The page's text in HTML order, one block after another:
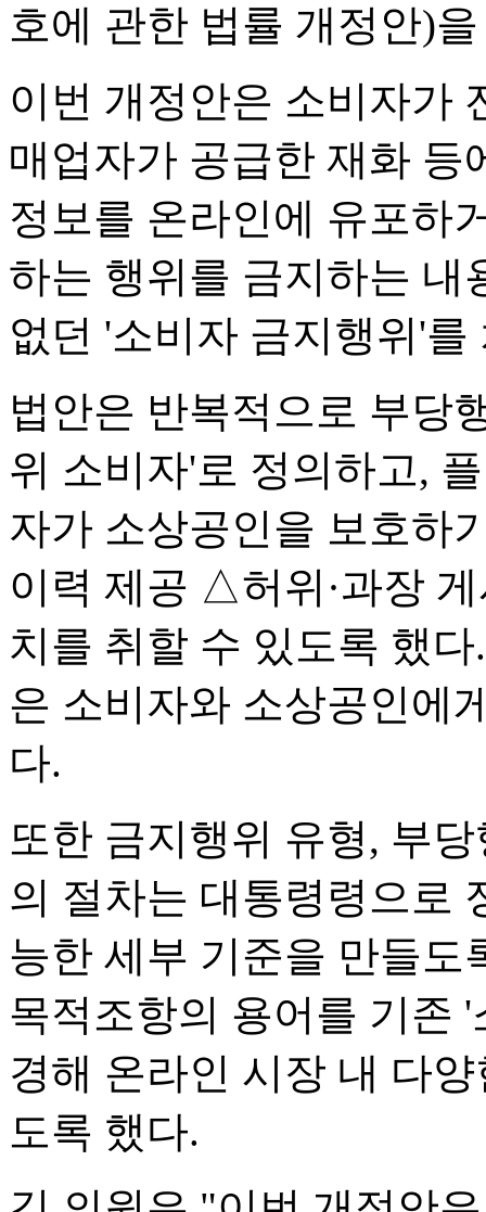
호에 관한 법률 개정안)
이번 개정안은 소비자가
매업자가 공급한 재화 등
정보를 온라인에 유포하
하는 행위를 금지하는 내
없던 '소비자 금지행위'
법안은 반복적으로 부당
위 소비자'로 정의하고,
자가 소상공인을 보호
이력 제공 △허위·과장
치를 취할 수 있도록 했
은 소비자와 소상공인에
다.
또한 금지행위 유형, 부
의 절차는 대통령령으로
능한 세부 기준을 만들도
목적조항의 용어를 기존
경해 온라인 시장 내 다
도록 했다.